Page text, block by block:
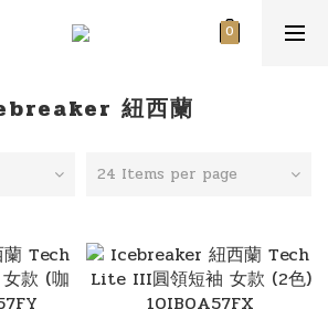
紐西蘭
24 Items per page